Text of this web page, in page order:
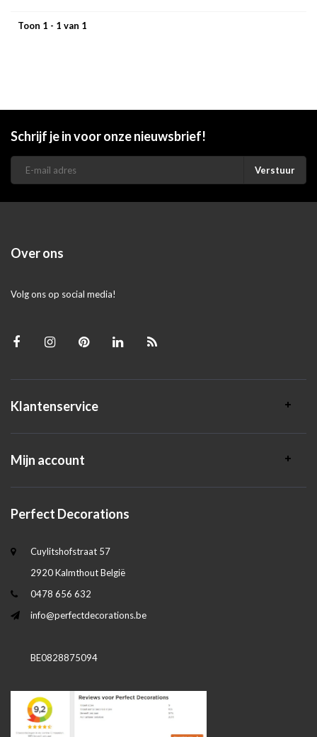
Toon 1 - 1 van 1
Schrijf je in voor onze nieuwsbrief!
Verstuur
Over ons
Volg ons op social media!
Klantenservice
Mijn account
Perfect Decorations
Cuylitshofstraat 57
2920 Kalmthout België
0478 656 632
info@perfectdecorations.be
BE0828875094